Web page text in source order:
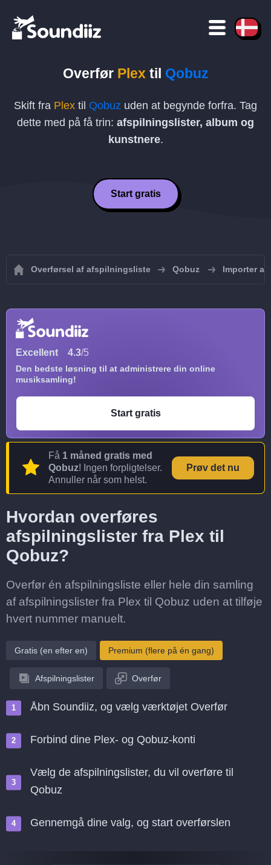
Overfør Plex til Qobuz
Skift fra Plex til Qobuz uden at begynde forfra. Tag
dette med på få trin: afspilningslister, album og
kunstnere.
Start gratis
Overførsel af afspilningsliste Qobuz Importer
Excellent 4.3/5
Den bedste løsning til at administrere din online
musiksamling!
Start gratis
Få 1 måned gratis med
Qobuz! Ingen forpligtelser.
Annuller når som helst.
Prøv det nu
Hvordan overføres
afspilningslister fra Plex til
Qobuz?
Overfør én afspilningsliste eller hele din samling
af afspilningslister fra Plex til Qobuz uden at tilføje
hvert nummer manuelt.
Gratis (en efter en) Premium (flere på én gang)
Afspilningslister Overfør
Åbn Soundiiz, og vælg værktøjet Overfør
Forbind dine Plex- og Qobuz-konti
Vælg de afspilningslister, du vil overføre til
Qobuz
Gennemgå dine valg, og start overførslen